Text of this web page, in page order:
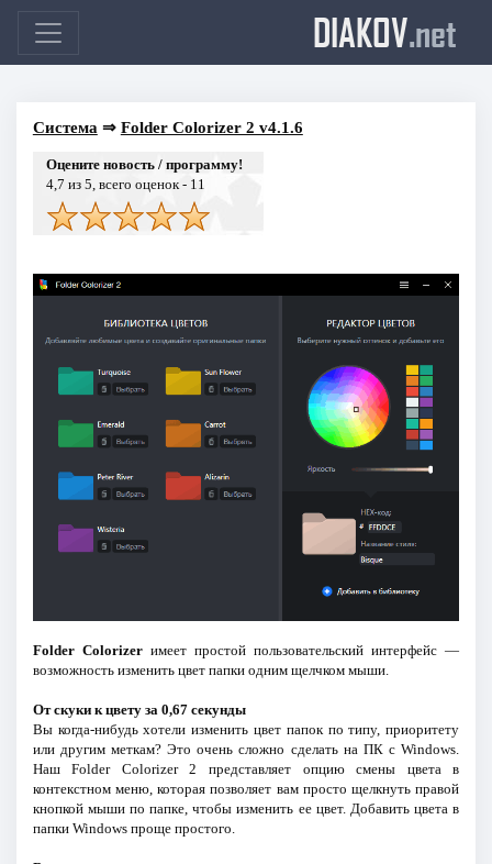
DIAKOV.net
Система ⇒ Folder Colorizer 2 v4.1.6
Оцените новость / программу!
4,7 из 5, всего оценок - 11
Folder Colorizerимеет простой пользовательский интерфейс —
возможность изменить цвет папки одним щелчком мыши.
От скуки к цвету за 0,67 секунды
Вы когда-нибудь хотели изменить цвет папок по типу, приоритету
или другим меткам? Это очень сложно сделать на ПК с Windows.
Наш Folder Colorizer 2 представляет опцию смены цвета в
контекстном меню, которая позволяет вам просто щелкнуть правой
кнопкой мыши по папке, чтобы изменить ее цвет. Добавить цвета в
папки Windows проще простого.